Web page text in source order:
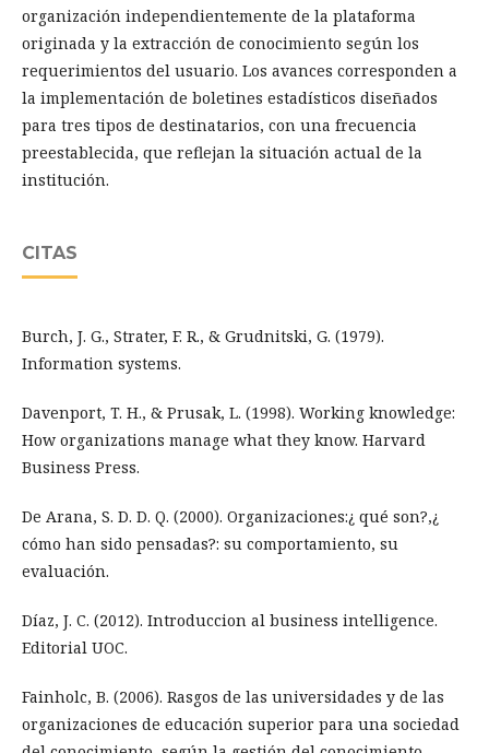
organización independientemente de la plataforma
originada y la extracción de conocimiento según los
requerimientos del usuario. Los avances corresponden a
la implementación de boletines estadísticos diseñados
para tres tipos de destinatarios, con una frecuencia
preestablecida, que reflejan la situación actual de la
institución.
CITAS
Burch, J. G., Strater, F. R., & Grudnitski, G. (1979).
Information systems.
Davenport, T. H., & Prusak, L. (1998). Working knowledge:
How organizations manage what they know. Harvard
Business Press.
De Arana, S. D. D. Q. (2000). Organizaciones:¿ qué son?,¿
cómo han sido pensadas?: su comportamiento, su
evaluación.
Díaz, J. C. (2012). Introduccion al business intelligence.
Editorial UOC.
Fainholc, B. (2006). Rasgos de las universidades y de las
organizaciones de educación superior para una sociedad